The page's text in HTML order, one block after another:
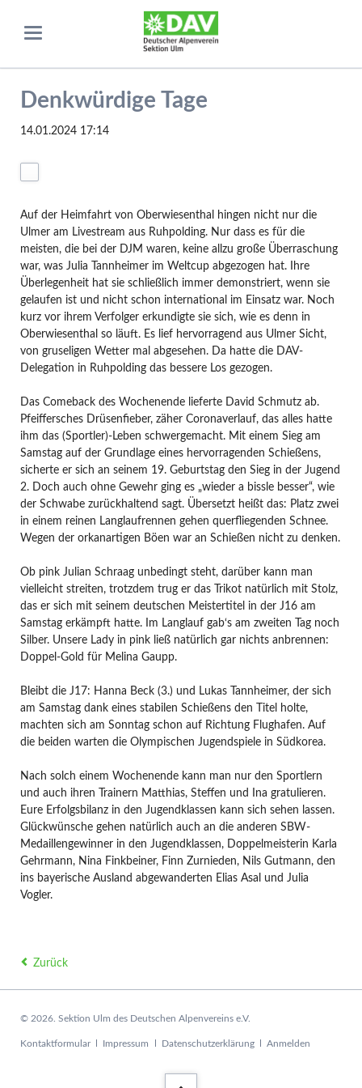
Denkwürdige Tage
14.01.2024 17:14
Auf der Heimfahrt von Oberwiesenthal hingen nicht nur die
Ulmer am Livestream aus Ruhpolding. Nur dass es für die
meisten, die bei der DJM waren, keine allzu große Überraschung
war, was Julia Tannheimer im Weltcup abgezogen hat. Ihre
Überlegenheit hat sie schließlich immer demonstriert, wenn sie
gelaufen ist und nicht schon international im Einsatz war. Noch
kurz vor ihrem Verfolger erkundigte sie sich, wie es denn in
Oberwiesenthal so läuft. Es lief hervorragend aus Ulmer Sicht,
von gruseligen Wetter mal abgesehen. Da hatte die DAV-
Delegation in Ruhpolding das bessere Los gezogen.
Das Comeback des Wochenende lieferte David Schmutz ab.
Pfeiffersches Drüsenfieber, zäher Coronaverlauf, das alles hatte
ihm das (Sportler)-Leben schwergemacht. Mit einem Sieg am
Samstag auf der Grundlage eines hervorragenden Schießens,
sicherte er sich an seinem 19. Geburtstag den Sieg in der Jugend
2. Doch auch ohne Gewehr ging es „wieder a bissle besser“, wie
der Schwabe zurückhaltend sagt. Übersetzt heißt das: Platz zwei
in einem reinen Langlaufrennen gehen querfliegenden Schnee.
Wegen der orkanartigen Böen war an Schießen nicht zu denken.
Ob pink Julian Schraag unbedingt steht, darüber kann man
vielleicht streiten, trotzdem trug er das Trikot natürlich mit Stolz,
das er sich mit seinem deutschen Meistertitel in der J16 am
Samstag erkämpft hatte. Im Langlauf gab‘s am zweiten Tag noch
Silber. Unsere Lady in pink ließ natürlich gar nichts anbrennen:
Doppel-Gold für Melina Gaupp.
Bleibt die J17: Hanna Beck (3.) und Lukas Tannheimer, der sich
am Samstag dank eines stabilen Schießens den Titel holte,
machten sich am Sonntag schon auf Richtung Flughafen. Auf
die beiden warten die Olympischen Jugendspiele in Südkorea.
Nach solch einem Wochenende kann man nur den Sportlern
und auch ihren Trainern Matthias, Steffen und Ina gratulieren.
Eure Erfolgsbilanz in den Jugendklassen kann sich sehen lassen.
Glückwünsche gehen natürlich auch an die anderen SBW-
Medaillengewinner in den Jugendklassen, Doppelmeisterin Karla
Gehrmann, Nina Finkbeiner, Finn Zurnieden, Nils Gutmann, den
ins bayerische Ausland abgewanderten Elias Asal und Julia
Vogler.
Zurück
© 2026. Sektion Ulm des Deutschen Alpenvereins e.V.
Navigation
Kontaktformular Impressum Datenschutzerklärung Anmelden